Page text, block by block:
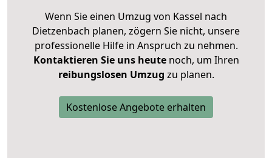
Wenn Sie einen Umzug von Kassel nach
Dietzenbach planen, zögern Sie nicht, unsere
professionelle Hilfe in Anspruch zu nehmen.
Kontaktieren Sie uns heutenoch, um Ihren
reibungslosen Umzug zu planen.
Kostenlose Angebote erhalten